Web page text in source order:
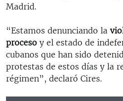
LA INVASIÓN DE RUSIA A
Madrid.
“Estamos denunciando la
proceso y el estado de
cubanos que han sido
protestas de estos días y la
régimen”, declaró Cires.